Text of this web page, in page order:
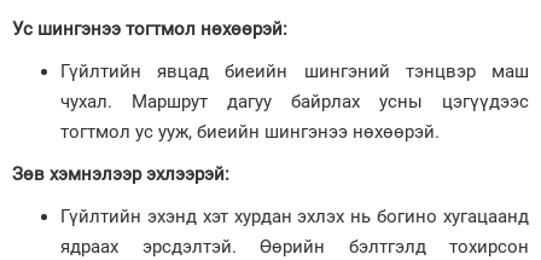
Ус шингэнээ тогтмол нөхөөрэй:
Гүйлтийн явцад биеийн шингэний тэнцвэр маш
чухал. Маршрут дагуу байрлах усны цэгүүдээс
тогтмол ус ууж, биеийн шингэнээ нөхөөрэй.
Зөв хэмнэлээр эхлээрэй:
Гүйлтийн эхэнд хэт хурдан эхлэх нь богино хугацаанд
ядраах эрсдэлтэй. Өөрийн бэлтгэлд тохирсон